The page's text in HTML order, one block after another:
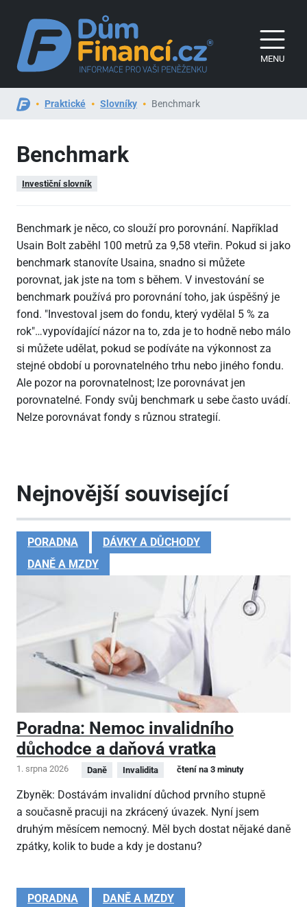
MENU
Praktické Slovníky Benchmark
Benchmark
Investiční slovník
Benchmark je něco, co slouží pro porovnání. Například
Usain Bolt zaběhl 100 metrů za 9,58 vteřin. Pokud si jako
benchmark stanovíte Usaina, snadno si můžete
porovnat, jak jste na tom s během. V investování se
benchmark používá pro porovnání toho, jak úspěšný je
fond. "Investoval jsem do fondu, který vydělal 5 % za
rok"…vypovídající názor na to, zda je to hodně nebo málo
si můžete udělat, pokud se podíváte na výkonnost za
stejné období u porovnatelného trhu nebo jiného fondu.
Ale pozor na porovnatelnost; lze porovnávat jen
porovnatelné. Fondy svůj benchmark u sebe často uvádí.
Nelze porovnávat fondy s různou strategií.
Nejnovější související
PORADNA
DÁVKY A DŮCHODY
DANĚ A MZDY
Poradna: Nemoc invalidního
důchodce a daňová vratka
1. srpna 2026 Daně Invalidita čtení na 3 minuty
Zbyněk: Dostávám invalidní důchod prvního stupně
a současně pracuji na zkrácený úvazek. Nyní jsem
druhým měsícem nemocný. Měl bych dostat nějaké daně
zpátky, kolik to bude a kdy je dostanu?
PORADNA DANĚ A MZDY